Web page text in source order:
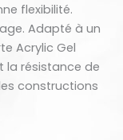
flexibilité.
Adapté à un
Acrylic Gel
la résistance de
constructions